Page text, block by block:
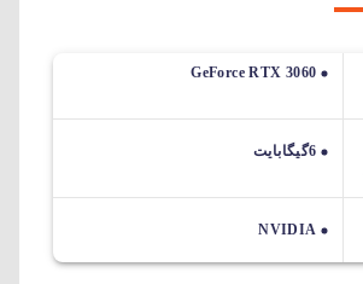
GeForce RTX 3060
6گیگابایت
NVIDIA